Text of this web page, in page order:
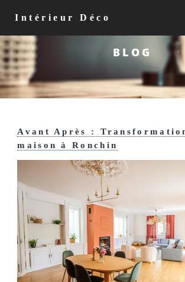
Intérieur Déco
BLOG
Avant Après :
maison à Ronchin